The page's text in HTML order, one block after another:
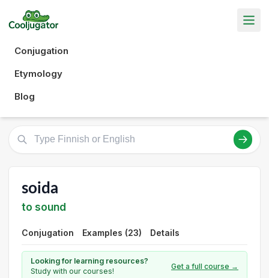
Conjugation
Etymology
Blog
soida
to sound
Conjugation Examples (23) Details
Looking for learning resources?
Study with our courses!
Get a full course →